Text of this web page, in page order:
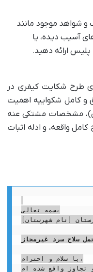
و شواهد موجود مانند
آسیب دیده، یا
ارائه دهید.
طرح شکایت کیفری در
و کامل شکواییه اهمیت
مشخصات مشتکی عنه
واقعه، و ادله اثبات
بسمه تعالی
[نام شهرستان]
سلاح سرد غیرمجاز
با سلام و احترام،
واقع شده ام.